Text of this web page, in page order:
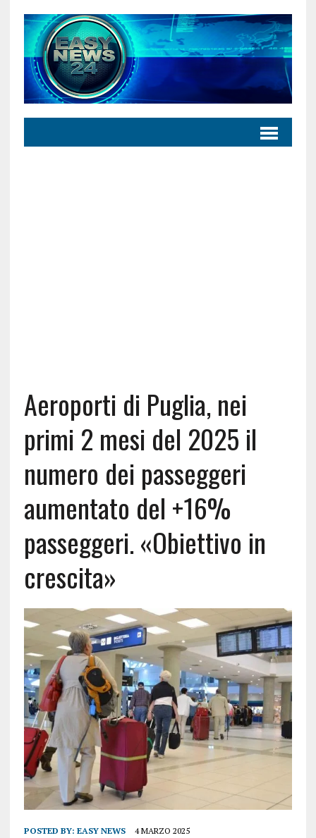
Aeroporti di Puglia, nei
primi 2 mesi del 2025 il
numero dei passeggeri
aumentato del +16%
passeggeri. «Obiettivo in
crescita»
POSTED BY: EASY NEWS 4 MARZO 2025